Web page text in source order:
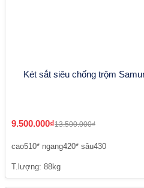
Két sắt siêu chống trộm
9.500.000₫13.500.000₫
cao510* ngang420* sâu430
T.lượng: 88kg